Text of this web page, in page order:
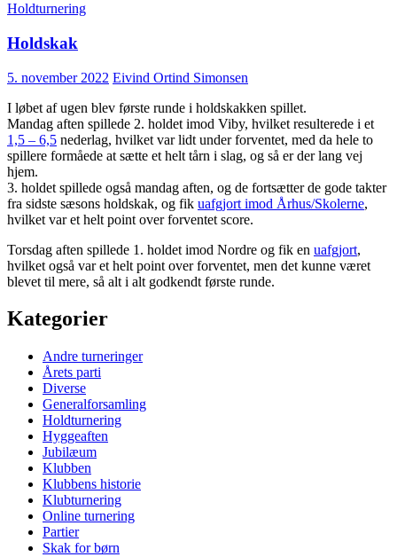
Holdturnering
Holdskak
5. november 2022 Eivind Ortind Simonsen
I løbet af ugen blev første runde i holdskakken spillet.
Mandag aften spillede 2. holdet imod Viby, hvilket resulterede i et
1,5 – 6,5 nederlag, hvilket var lidt under forventet, med da hele to
spillere formåede at sætte et helt tårn i slag, og så er der lang vej
hjem.
3. holdet spillede også mandag aften, og de fortsætter de gode takter
fra sidste sæsons holdskak, og fik uafgjort imod Århus/Skolerne,
hvilket var et helt point over forventet score.
Torsdag aften spillede 1. holdet imod Nordre og fik en uafgjort,
hvilket også var et helt point over forventet, men det kunne været
blevet til mere, så alt i alt godkendt første runde.
Kategorier
Andre turneringer
Årets parti
Diverse
Generalforsamling
Holdturnering
Hyggeaften
Jubilæum
Klubben
Klubbens historie
Klubturnering
Online turnering
Partier
Skak for børn